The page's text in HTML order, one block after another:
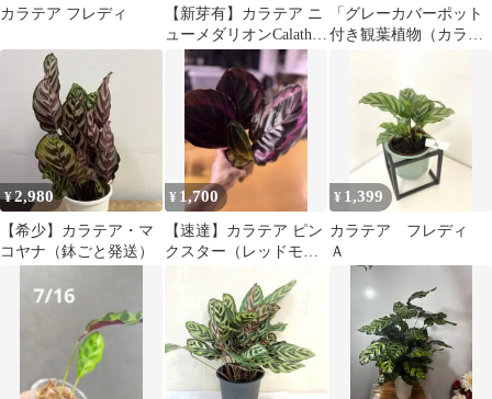
カラテア フレディ
【新芽有】カラテア ニ
ューメダリオンCalathea
New Medallion
「グレーカバーポット
付き観葉植物（カラテ
科 熱帯アメリカ原
産 Calathea orbifolia
¥ 2,980
【希少】カラテア・マ
コヤナ（鉢ごと発送）
¥ 1,700
【速達】カラテア ピン
クスター（レッドモジ
¥ 1,399
カラテア フレディ
Ａ